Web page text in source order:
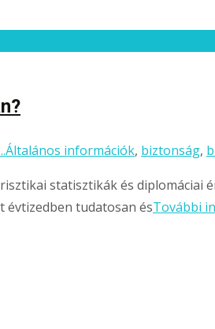
Általános információk, biztonság,
statisztikák és
évtizedben tudatosan ésTovábbi